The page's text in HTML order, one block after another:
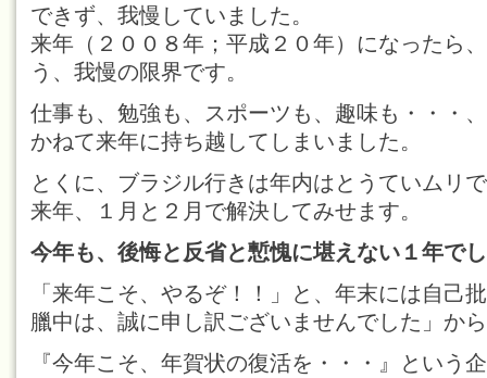
できず、我慢していました。
来年（２００８年；平成２０年）になったら
う、我慢の限界です。
仕事も、勉強も、スポーツも、趣味も・・・
かねて来年に持ち越してしまいました。
とくに、ブラジル行きは年内はとうていムリ
来年、１月と２月で解決してみせます。
今年も、後悔と反省と慙愧に堪えない１年で
「来年こそ、やるぞ！！」と、年末には自己
臘中は、誠に申し訳ございませんでした」か
『今年こそ、年賀状の復活を・・・』という